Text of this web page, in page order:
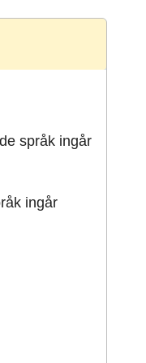
språk ingår
ingår